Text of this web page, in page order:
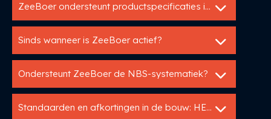
ZeeBoer ondersteunt productspecificaties in GAEB en C3A.
Sinds wanneer is ZeeBoer actief?
Ondersteunt ZeeBoer de NBS-systematiek?
Standaarden en afkortingen in de bouw: HELP!